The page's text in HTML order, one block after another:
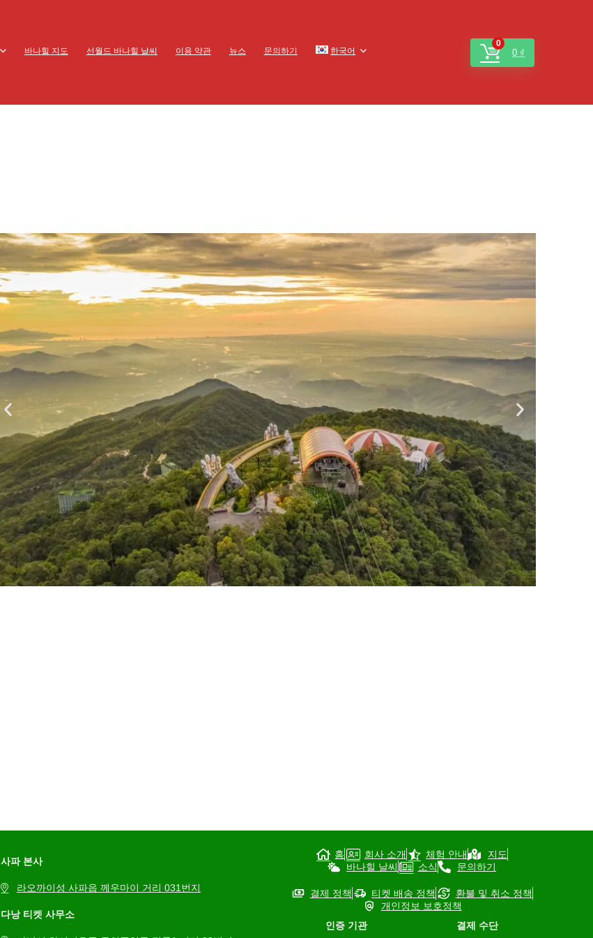
바나힐 지도 선월드 바나힐 날씨 이용 약관 뉴스 문의하기 한국어
0
0 ₫
사파 본사
라오까이성 사파읍 께우마이 거리 031번지
다낭 티켓 사무소
홈 회사 소개 체험 안내
지도
바나힐 날씨
소식 문의하기
결제 정책 티켓 배송 정책
환불 및 취소 정책
개인정보 보호정책
인증 기관
결제 수단